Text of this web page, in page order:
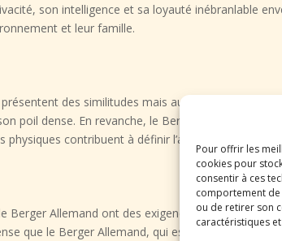
Pour offrir les
cookies pour
consentir à ces
comportement de
ou de retirer son
caractéristiques
son intelligence et sa loyauté inébranlable
et leur famille.
des similitudes mais aussi des différences
poil dense. En revanche, le Berger Allemand est
contribuent à définir l’apparence
Berger Allemand ont des exigences différentes.
que le Berger Allemand, qui est un chien